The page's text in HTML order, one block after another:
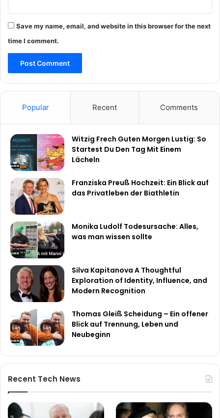
Save my name, email, and website in this browser for the next
time I comment.
Popular Recent Comments
Witzig Frech Guten Morgen Lustig: So
Startest Du Den Tag Mit Einem
Lächeln
Franziska Preuß Hochzeit: Ein Blick auf
das Privatleben der Biathletin
Monika Ludolf Todesursache: Alles,
was man wissen sollte
Silva Kapitanova A Thoughtful
Exploration of Identity, Influence, and
Modern Recognition
Thomas Gleiß Scheidung – Ein offener
Blick auf Trennung, Leben und
Neubeginn
Recent Tech News